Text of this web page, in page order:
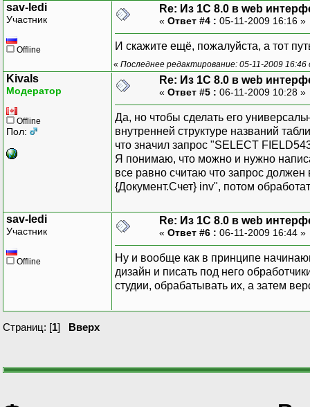
sav-ledi
Участник
Offline
Re: Из 1С 8.0 в web
« Ответ #4 : 05-11-2009 16:16 »
И скажите ещё, пожалуйста, а тот
« Последнее редактирование: 05-11-2009 16:46
Kivals
Модератор
Offline
Пол:
Re: Из 1С 8.0 в web
« Ответ #5 : 06-11-2009 10:28 »
Да, но чтобы сделать его
внутренней структуре названий
что значил запрос "SELECT
Я понимаю, что можно и нужно
все равно считаю что запрос
{Документ.Счет} inv", потом
sav-ledi
Участник
Offline
Re: Из 1С 8.0 в web
« Ответ #6 : 06-11-2009 16:44 »
Ну и вообще как в принципе
дизайн и писать под него
студии, обрабатывать их, а затем
Страниц: [1] Вверх